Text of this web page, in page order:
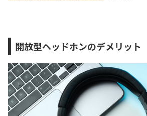
開放型ヘッドホンのデメリット